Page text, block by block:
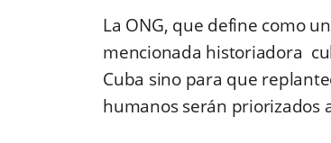
La ONG, que define como
mencionada historiadora
Cuba sino para que
humanos serán priorizados